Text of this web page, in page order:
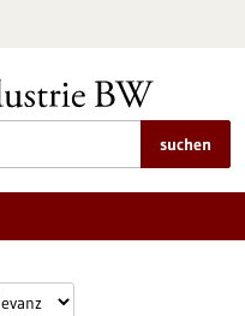
suchen